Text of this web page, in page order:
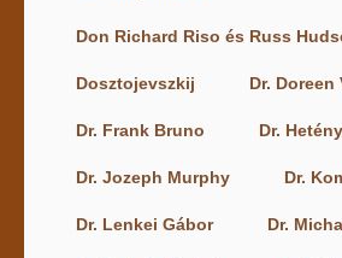
Don Richard Riso és Russ
Dosztojevszkij Dr. Doreen
Dr. Frank Bruno Dr.
Dr. Jozeph Murphy Dr.
Dr. Lenkei Gábor Dr.